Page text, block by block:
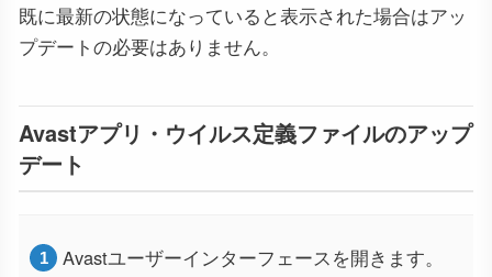
既に最新の状態になっていると表示された場合はアッ
プデートの必要はありません。
Avastアプリ・ウイルス定義ファイルのアップ
デート
Avastユーザーインターフェースを開きます。